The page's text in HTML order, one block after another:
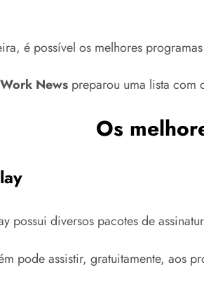
é possível os melhores
Work News preparou uma​ lista com
Os
possui diversos pacotes de
pode assistir, gratuitamente, aos